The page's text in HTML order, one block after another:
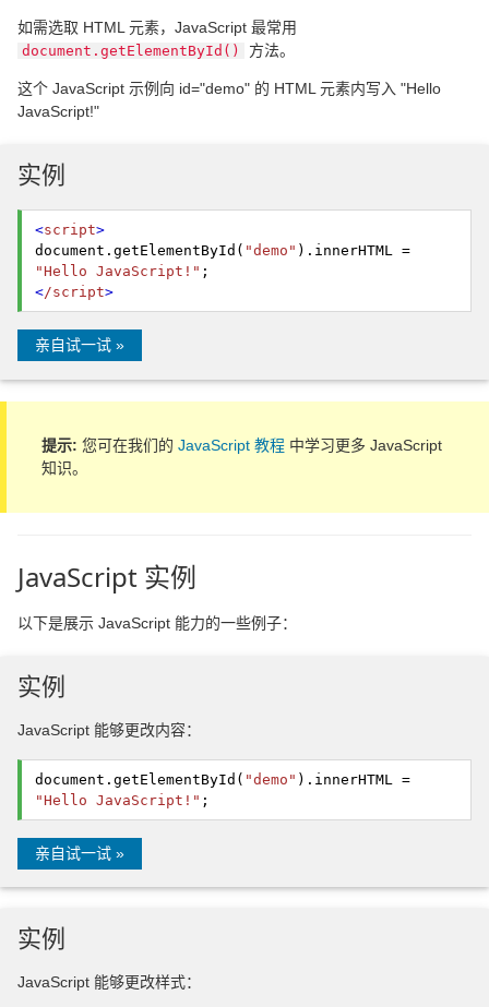
如需选取 HTML 元素，JavaScript 最常用
document.getElementById() 方法。
这个 JavaScript 示例向 id="demo" 的 HTML 元素内写入 "Hello
JavaScript!"
实例
<script>
document. getElementById ( "demo" ). innerHTML =
"Hello JavaScript!" ;
</script>
亲自试一试 »
提示: 您可在我们的 JavaScript 教程 中学习更多 JavaScript
知识。
JavaScript 实例
以下是展示 JavaScript 能力的一些例子：
实例
JavaScript 能够更改内容：
document. getElementById ( "demo" ). innerHTML
=
"Hello JavaScript!" ;
亲自试一试 »
实例
JavaScript 能够更改样式：